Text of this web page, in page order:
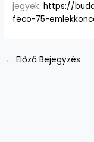
jegyek:https://
feco-75-
← Előző Bejegyzés